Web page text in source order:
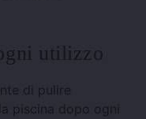
utilizzo
di pulire
piscina dopo ogni